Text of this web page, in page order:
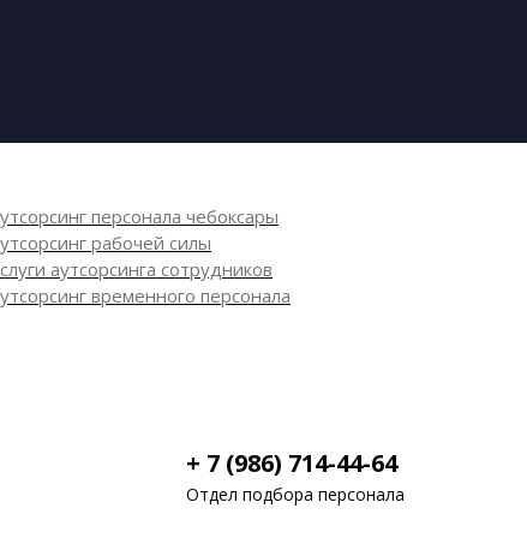
персонала чебоксары
рабочей силы
аутсорсинга сотрудников
временного персонала
+ 7 (986) 714-44-64
Отдел подбора персонала